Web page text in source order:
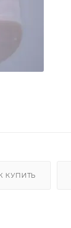
КУПИТЬ